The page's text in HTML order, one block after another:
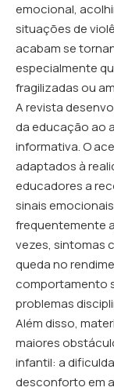
emocional,
situações de
acabam se
especialmente
fragilizadas ou
A revista
da educação ao
informativa. O
adaptados à
educadores a
sinais
frequentemente
vezes, sintomas
queda no
comportamento
problemas
Além disso,
maiores
infantil: a
desconforto em